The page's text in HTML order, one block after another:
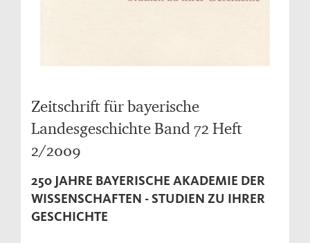
Zeitschrift für bayerische
Landesgeschichte Band 72 Heft
2/2009
250 JAHRE BAYERISCHE AKADEMIE DER
WISSENSCHAFTEN - STUDIEN ZU IHRER
GESCHICHTE